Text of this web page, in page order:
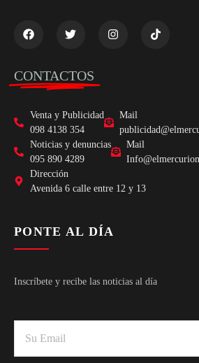
CONTACTOS
Venta y Publicidad
098 4138 354
Mail
Noticias y denuncias
095 890 4289
Mail
Dirección
Avenida 6 calle entre 12 y 13
PONTE AL DÍA
Inscríbete y recibe las noticias al día